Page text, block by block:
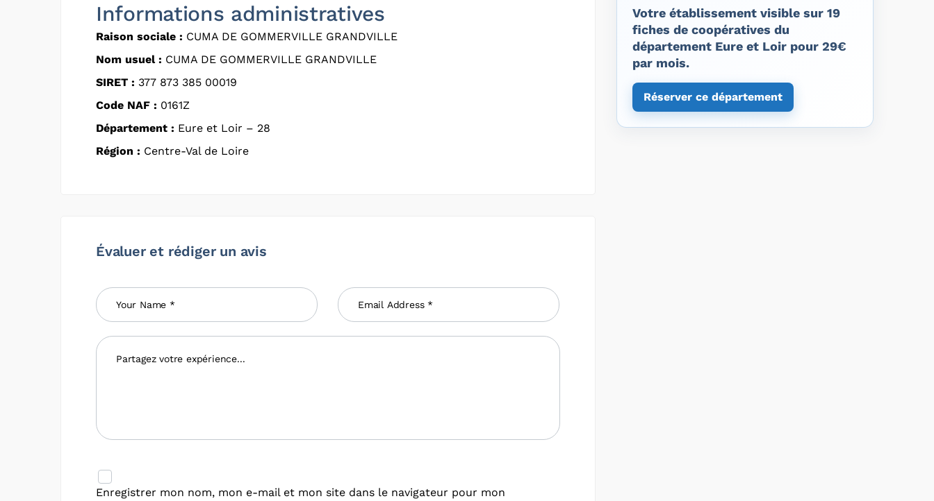
Informations administratives
Raison sociale : CUMA DE GOMMERVILLE GRANDVILLE
Nom usuel : CUMA DE GOMMERVILLE GRANDVILLE
SIRET : 377 873 385 00019
Code NAF : 0161Z
Département : Eure et Loir – 28
Région : Centre-Val de Loire
Évaluer et rédiger un avis
Enregistrer mon nom, mon e-mail et mon site dans le navigateur pour mon
Votre établissement visible sur 19
fiches de coopératives du
département Eure et Loir pour 29€
par mois.
Réserver ce département